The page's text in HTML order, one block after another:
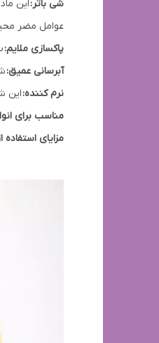
شی باتر:این
عوامل مضر
پاکسازی ملایم:
آبرسانی عمیق:
نرم کننده:این
مناسب برای
مزایای